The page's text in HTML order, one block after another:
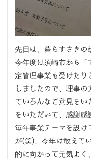
先日は、暮らすさきの
今年度は須崎市から「
定管理事業も受けたり
しましたので、理事
ていろんなご意見をい
をいただいて、感謝感
毎年事業テーマを設け
が(笑)、今年は敢えて
的に向かって元気よく